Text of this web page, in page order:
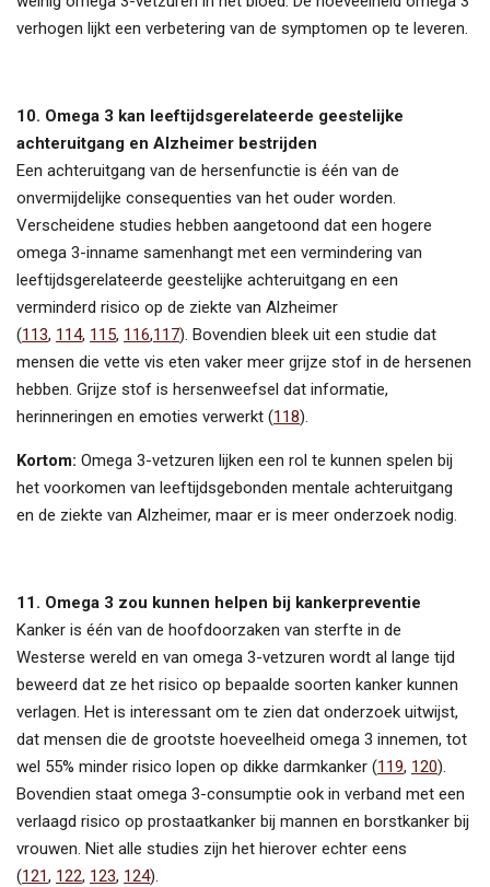
verhogen lijkt een verbetering van de symptomen op te leveren.
10. Omega 3 kan leeftijdsgerelateerde geestelijke
achteruitgang en Alzheimer bestrijden
Een achteruitgang van de hersenfunctie is één van de
onvermijdelijke consequenties van het ouder worden.
Verscheidene studies hebben aangetoond dat een hogere
omega 3-inname samenhangt met een vermindering van
leeftijdsgerelateerde geestelijke achteruitgang en een
verminderd risico op de ziekte van Alzheimer
(113, 114, 115, 116,117). Bovendien bleek uit een studie dat
mensen die vette vis eten vaker meer grijze stof in de hersenen
hebben. Grijze stof is hersenweefsel dat informatie,
herinneringen en emoties verwerkt (118).
Kortom: Omega 3-vetzuren lijken een rol te kunnen spelen bij
het voorkomen van leeftijdsgebonden mentale achteruitgang
en de ziekte van Alzheimer, maar er is meer onderzoek nodig.
11. Omega 3 zou kunnen helpen bij kankerpreventie
Kanker is één van de hoofdoorzaken van sterfte in de
Westerse wereld en van omega 3-vetzuren wordt al lange tijd
beweerd dat ze het risico op bepaalde soorten kanker kunnen
verlagen. Het is interessant om te zien dat onderzoek uitwijst,
dat mensen die de grootste hoeveelheid omega 3 innemen, tot
wel 55% minder risico lopen op dikke darmkanker (119, 120).
Bovendien staat omega 3-consumptie ook in verband met een
verlaagd risico op prostaatkanker bij mannen en borstkanker bij
vrouwen. Niet alle studies zijn het hierover echter eens
(121, 122, 123, 124).